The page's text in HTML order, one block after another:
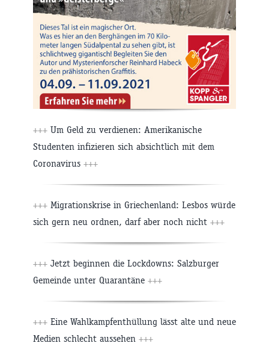
+++ Um Geld zu verdienen: Amerikanische
Studenten infizieren sich absichtlich mit dem
Coronavirus +++
+++ Migrationskrise in Griechenland: Lesbos würde
sich gern neu ordnen, darf aber noch nicht +++
+++ Jetzt beginnen die Lockdowns: Salzburger
Gemeinde unter Quarantäne +++
+++ Eine Wahlkampfenthüllung lässt alte und neue
Medien schlecht aussehen +++